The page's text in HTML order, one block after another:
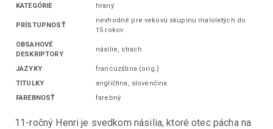
KATEGÓRIE hraný
PRÍSTUPNOSŤ
nevhodné pre vekovú skupinu maloletých do
15 rokov
OBSAHOVÉ
DESKRIPTORY
násilie, strach
JAZYKY francúzština (orig.)
TITULKY
angličtina , slovenčina
FAREBNOSŤ
farebný
11-ročný Henri je svedkom násilia, ktoré otec pácha na